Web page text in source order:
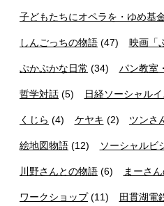
子どもたちにオペラを・ゆめ基
しんごっちの物語 (47) 映画「
ぷかぷかな日常 (34) パン教室
哲学対話 (5) 日経ソーシャル
くじら (4) ケヤキ (2) ツンさ
絵地図物語 (12) ソーシャルビ
川野さんとの物語 (6) まーさ
ワークショップ(11) 田貫湖電